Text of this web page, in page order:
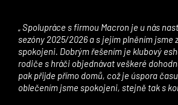
sezóny 2025/2026 a s jejím plněním jsme
spokojeni. Dobrým řešením je klubový
rodiče s hráči objednávat veškeré
pak přijde přímo domů, což je úspora
oblečením jsme spokojeni, stejně tak s